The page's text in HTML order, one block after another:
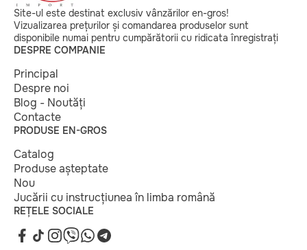
Site-ul este destinat exclusiv vânzărilor en-gros!
Vizualizarea prețurilor și comandarea produselor sunt
disponibile numai pentru cumpărătorii cu ridicata înregistrați
DESPRE COMPANIE
Principal
Despre noi
Blog - Noutăți
Contacte
PRODUSE EN-GROS
Catalog
Produse așteptate
Nou
Jucării cu instrucțiunea în limba română
REȚELE SOCIALE